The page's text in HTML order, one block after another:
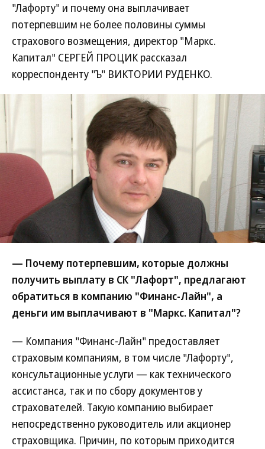
"Лафорту" и почему она выплачивает
потерпевшим не более половины суммы
страхового возмещения, директор "Маркс.
Капитал" СЕРГЕЙ ПРОЦИК рассказал
корреспонденту "Ъ" ВИКТОРИИ РУДЕНКО.
— Почему потерпевшим, которые должны
получить выплату в СК "Лафорт", предлагают
обратиться в компанию "Финанс-Лайн", а
деньги им выплачивают в "Маркс. Капитал"?
— Компания "Финанс-Лайн" предоставляет
страховым компаниям, в том числе "Лафорту",
консультационные услуги — как технического
ассистанса, так и по сбору документов у
страхователей. Такую компанию выбирает
непосредственно руководитель или акционер
страховщика. Причин, по которым приходится